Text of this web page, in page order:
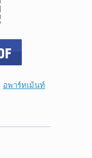
อพาร์ทเม้นท์